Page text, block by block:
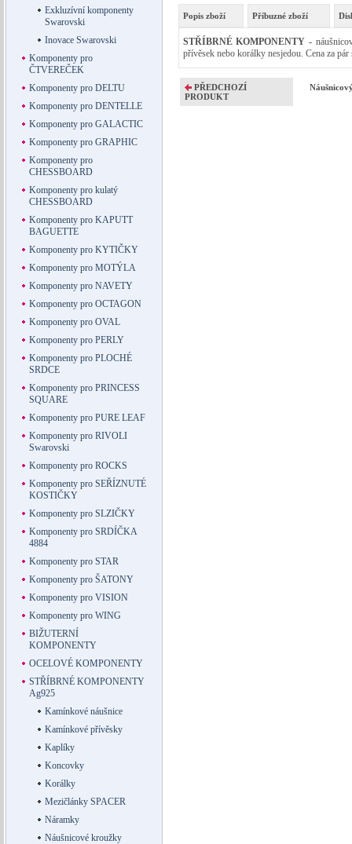
Exkluzívní komponenty
Swarovski
Inovace Swarovski
Komponenty pro
ČTVEREČEK
Komponenty pro DELTU
Komponenty pro DENTELLE
Komponenty pro GALACTIC
Komponenty pro GRAPHIC
Komponenty pro
CHESSBOARD
Komponenty pro kulatý
CHESSBOARD
Komponenty pro KAPUTT
BAGUETTE
Komponenty pro KYTIČKY
Komponenty pro MOTÝLA
Komponenty pro NAVETY
Komponenty pro OCTAGON
Komponenty pro OVAL
Komponenty pro PERLY
Komponenty pro PLOCHÉ
SRDCE
Komponenty pro PRINCESS
SQUARE
Komponenty pro PURE LEAF
Komponenty pro RIVOLI
Swarovski
Komponenty pro ROCKS
Komponenty pro SEŘÍZNUTÉ
KOSTIČKY
Komponenty pro SLZIČKY
Komponenty pro SRDÍČKA
4884
Komponenty pro STAR
Komponenty pro ŠATONY
Komponenty pro VISION
Komponenty pro WING
BIŽUTERNÍ
KOMPONENTY
OCELOVÉ KOMPONENTY
STŘÍBRNÉ KOMPONENTY
Ag925
Kamínkové náušnice
Kamínkové přívěsky
Kaplíky
Koncovky
Korálky
Mezičlánky SPACER
Náramky
Náušnicové kroužky
Popis zboží Příbuzné zboží
STŘÍBRNÉ KOMPONENTY -
přívěsek nebo korálky nesjedou. Cena za
PŘEDCHOZÍ
PRODUKT